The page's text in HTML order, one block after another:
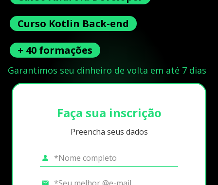
Curso Kotlin Back-end
+ 40 formações
Garantimos seu dinheiro de volta em até 7 dias
Faça sua inscrição
Preencha seus dados